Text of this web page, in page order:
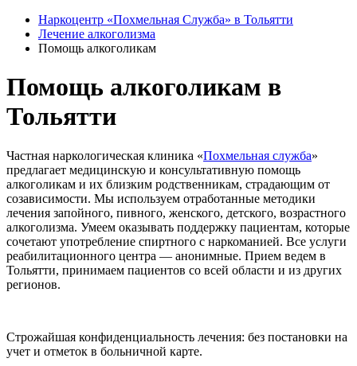
Наркоцентр «Похмельная Служба» в Тольятти
Лечение алкоголизма
Помощь алкоголикам
Помощь алкоголикам в
Тольятти
Частная наркологическая клиника «Похмельная служба»
предлагает медицинскую и консультативную помощь
алкоголикам и их близким родственникам, страдающим от
созависимости. Мы используем отработанные методики
лечения запойного, пивного, женского, детского, возрастного
алкоголизма. Умеем оказывать поддержку пациентам, которые
сочетают употребление спиртного с наркоманией. Все услуги
реабилитационного центра — анонимные. Прием ведем в
Тольятти, принимаем пациентов со всей области и из других
регионов.
Строжайшая конфиденциальность лечения: без постановки на
учет и отметок в больничной карте.